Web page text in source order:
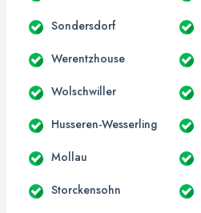
Sondersdorf
Werentzhouse
Wolschwiller
Husseren-Wesserling
Mollau
Storckensohn